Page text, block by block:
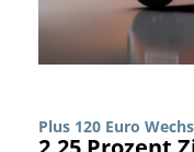
Plus 120 Euro